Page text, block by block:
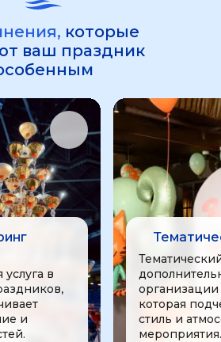
которые
ваш праздник
в
и
которая
стиль и
мероприятия.